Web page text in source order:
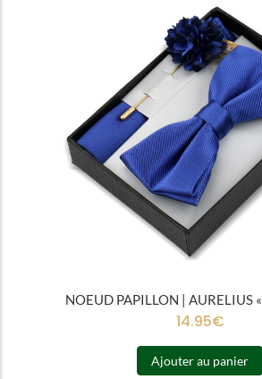
NOEUD PAPILLON | AURELIUS
14.95€
Ajouter au panier